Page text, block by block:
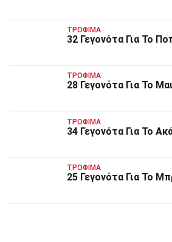
ΤΡΌΦΙΜΑ
32 Γεγονότα Για Το
ΤΡΌΦΙΜΑ
28 Γεγονότα Για Το
ΤΡΌΦΙΜΑ
34 Γεγονότα Για Το
ΤΡΌΦΙΜΑ
25 Γεγονότα Για Το